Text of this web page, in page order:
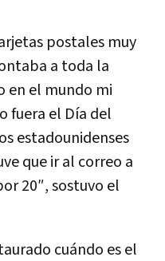
postales muy
a toda la
en el mundo mi
fuera el Día del
estadounidenses
que ir al correo a
20″, sostuvo el
cuándo es el